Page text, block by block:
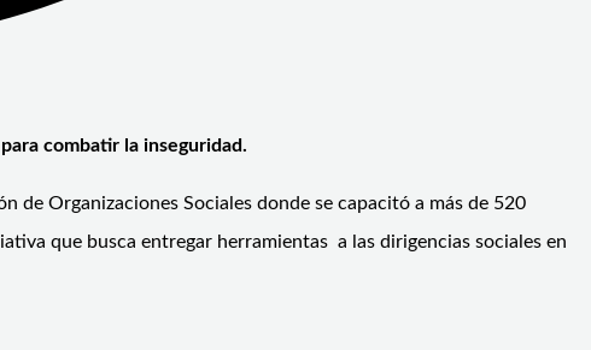
combatir la inseguridad.
de Organizaciones Sociales donde se capacitó a más de 520
que busca entregar herramientas a las dirigencias sociales en